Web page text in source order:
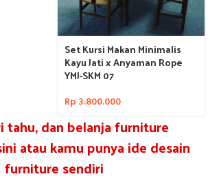
Set Kursi Makan Minimalis
Kayu Jati x Anyaman Rope
YMJ-SKM 07
Rp 3.800.000
tahu, dan belanja furniture
atau kamu punya ide desain
furniture sendiri